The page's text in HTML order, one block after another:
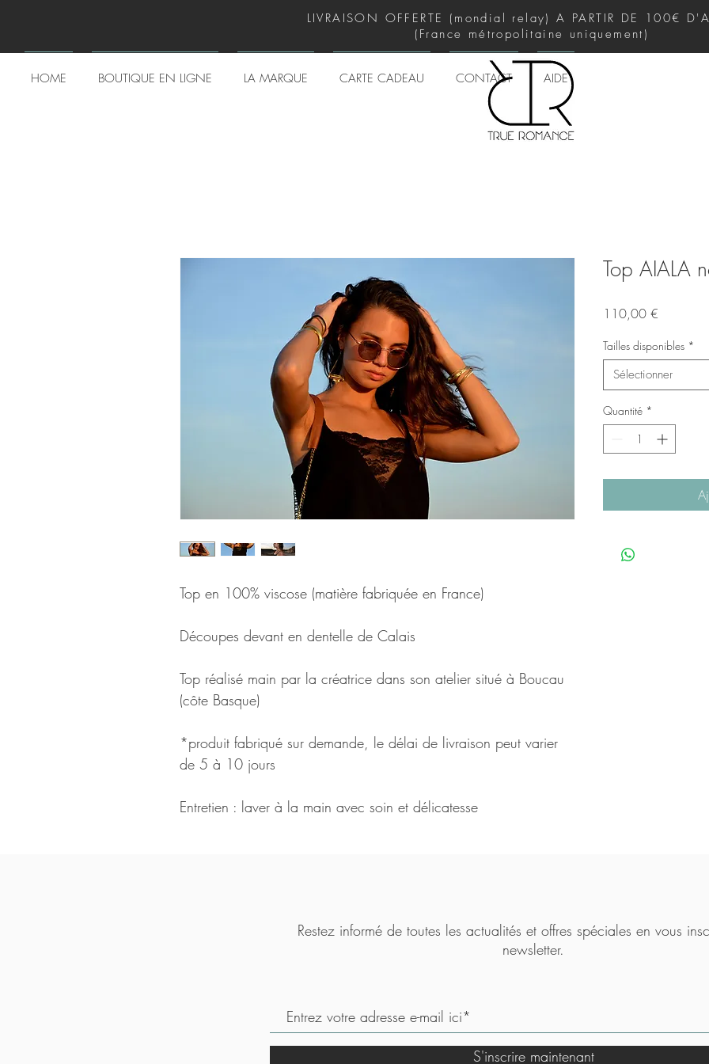
HOME BOUTIQUE EN LIGNE LA MARQUE CARTE CADEAU CONTACT AIDE
LIVRAISON OFFERTE (mondial relay) A PARTIR DE 100€
(France métropolitaine uniquement)
Top en 100% viscose (matière fabriquée en France)
Découpes devant en dentelle de Calais
Top réalisé main par la créatrice dans son atelier situé à Boucau
(côte Basque)
*produit fabriqué sur demande, le délai de livraison peut varier
de 5 à 10 jours
Entretien : laver à la main avec soin et délicatesse
Top AIALA
110,00 €
Tailles disponibles *
Sélectionner
Quantité *
Restez informé de toutes les actualités et offres spéciales en vous
newsletter.
S'inscrire maintenant